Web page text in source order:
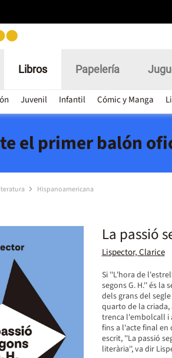
Libros
Juvenil Infantil Cómic y Manga
Papelería
el primer balón
Hispanoamericana
La passió
Lispector, Clarice
Si ''L'hora de
segons G. H.'' és
dels grans del
quarto de la
trenca l'embolcall i
fins a l'acte final en
escrit, ''La passió
literària'', va dir